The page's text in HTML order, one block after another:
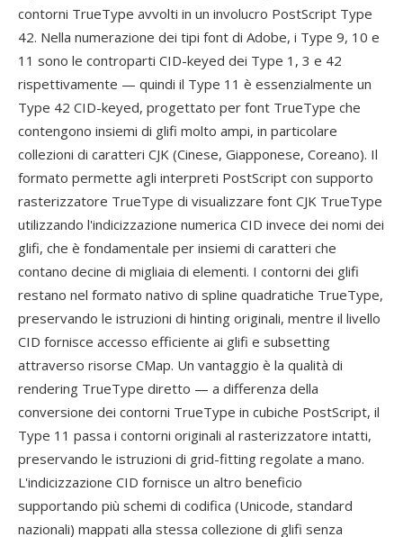
contorni TrueType avvolti in un involucro PostScript Type
42. Nella numerazione dei tipi font di Adobe, i Type 9, 10 e
11 sono le controparti CID-keyed dei Type 1, 3 e 42
rispettivamente — quindi il Type 11 è essenzialmente un
Type 42 CID-keyed, progettato per font TrueType che
contengono insiemi di glifi molto ampi, in particolare
collezioni di caratteri CJK (Cinese, Giapponese, Coreano). Il
formato permette agli interpreti PostScript con supporto
rasterizzatore TrueType di visualizzare font CJK TrueType
utilizzando l'indicizzazione numerica CID invece dei nomi dei
glifi, che è fondamentale per insiemi di caratteri che
contano decine di migliaia di elementi. I contorni dei glifi
restano nel formato nativo di spline quadratiche TrueType,
preservando le istruzioni di hinting originali, mentre il livello
CID fornisce accesso efficiente ai glifi e subsetting
attraverso risorse CMap. Un vantaggio è la qualità di
rendering TrueType diretto — a differenza della
conversione dei contorni TrueType in cubiche PostScript, il
Type 11 passa i contorni originali al rasterizzatore intatti,
preservando le istruzioni di grid-fitting regolate a mano.
L'indicizzazione CID fornisce un altro beneficio
supportando più schemi di codifica (Unicode, standard
nazionali) mappati alla stessa collezione di glifi senza